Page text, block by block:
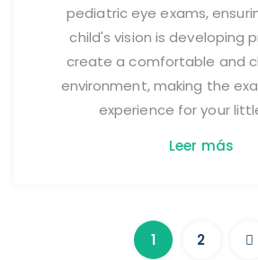
pediatric eye exams,
child's vision is developing
create a comfortable and
environment, making the
experience for your
Leer más
1 2